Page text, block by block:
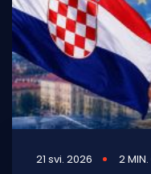
Pomorstvo
Ribolov
Ekologija
Tradicija i kultura
21 svi. 2026 2